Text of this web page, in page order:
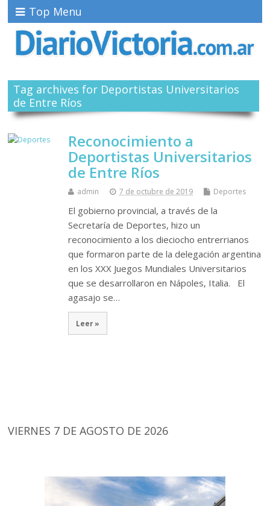
Top Menu
Tag archives for Deportistas Universitarios
de Entre Ríos
Reconocimiento a
Deportistas Universitarios
de Entre Ríos
admin 7 de octubre de 2019 Deportes
El gobierno provincial, a través de la
Secretaría de Deportes, hizo un
reconocimiento a los dieciocho entrerrianos
que formaron parte de la delegación argentina
en los XXX Juegos Mundiales Universitarios
que se desarrollaron en Nápoles, Italia. El
agasajo se…
Leer »
VIERNES 7 DE AGOSTO DE 2026